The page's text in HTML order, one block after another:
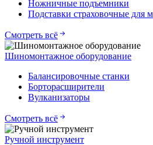
Ножничные подъемники
Подставки страховочные для
Смотреть всё
Шиномонтажное оборудование
Балансировочные станки
Борторасширители
Вулканизаторы
Смотреть всё
Ручной инструмент